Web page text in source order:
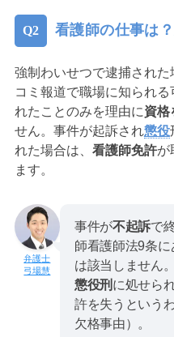
看護師の仕事は
強制わいせつで逮捕され
コミ報道で職場に知られ
れたことのみを理由に資格
せん。事件が起訴され懲役
れた場合は、 看護師免許が
ます。
弓場慧
事件が不起訴で
師看護師法9条
は該当しません
懲役刑 に処せら
許を失うという
欠格事由）。